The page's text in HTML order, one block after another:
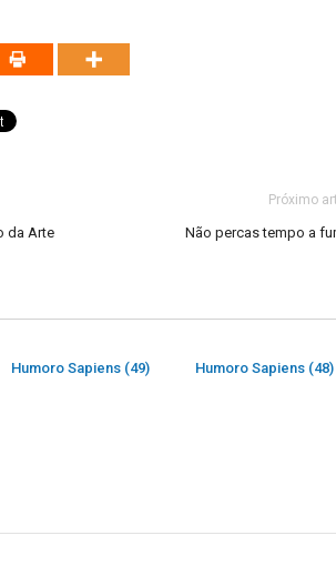
da Arte
Próximo
Não percas tempo a
Humoro Sapiens (49) Humoro Sapiens (48)